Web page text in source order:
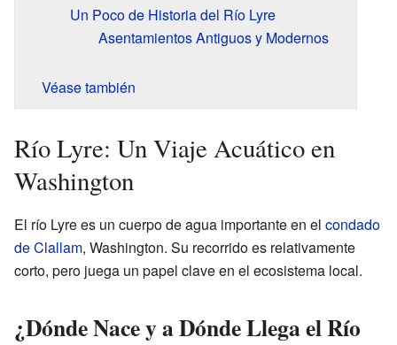
Un Poco de Historia del Río Lyre
Asentamientos Antiguos y Modernos
Véase también
Río Lyre: Un Viaje Acuático en
Washington
El río Lyre es un cuerpo de agua importante en el condado
de Clallam, Washington. Su recorrido es relativamente
corto, pero juega un papel clave en el ecosistema local.
¿Dónde Nace y a Dónde Llega el Río